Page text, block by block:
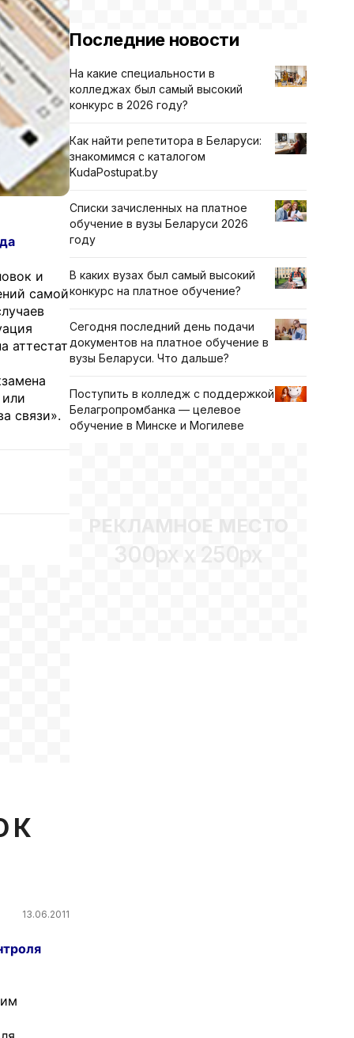
и
самой
аттестат
связи».
К
13.06.2011
Последние новости
На какие специальности в
колледжах был самый высокий
конкурс в 2026 году?
Как найти репетитора в Беларуси:
знакомимся с каталогом
KudaPostupat.by
Списки зачисленных на платное
обучение в вузы Беларуси 2026
году
В каких вузах был самый высокий
конкурс на платное обучение?
Сегодня последний день подачи
документов на платное обучение в
вузы Беларуси. Что дальше?
Поступить в колледж с поддержкой
Белагропромбанка — целевое
обучение в Минске и Могилеве
РЕКЛАМНОЕ МЕСТО
300px x 250px